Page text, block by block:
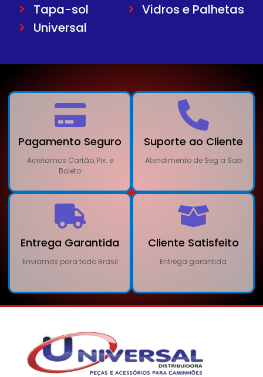
Tapa-sol
Universal
Vidros e Palhetas
Pagamento Seguro
Acietamos Cartão, Pix. e
Boleto
Suporte ao Cliente
Atendimento de Seg a Sab
Entrega Garantida
Enviamos para todo Brasil
Cliente Satisfeito
Entrega garantida